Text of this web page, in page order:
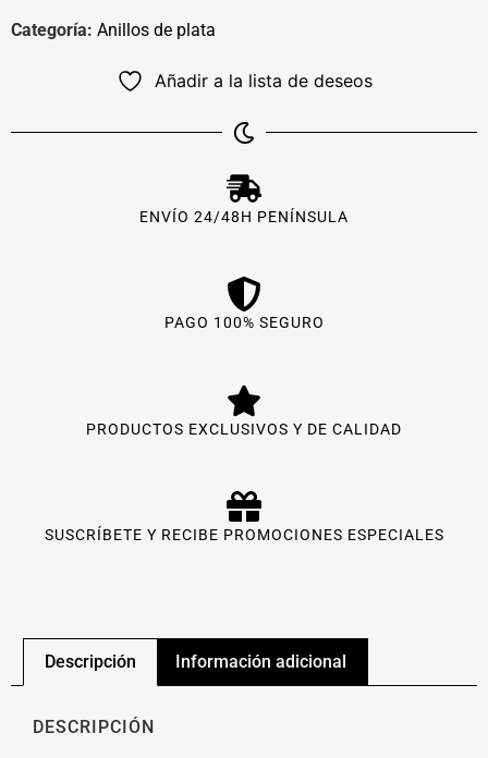
Categoría: Anillos de plata
Añadir a la lista de deseos
ENVÍO 24/48H PENÍNSULA
PAGO 100% SEGURO
PRODUCTOS EXCLUSIVOS Y DE CALIDAD
SUSCRÍBETE Y RECIBE PROMOCIONES ESPECIALES
Descripción Información adicional
DESCRIPCIÓN